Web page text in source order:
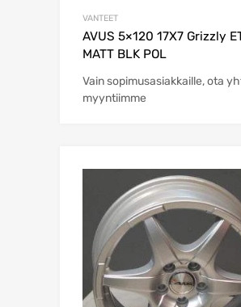
VANTEET
AVUS 5×120 17X7 Grizzly
MATT BLK POL
Vain sopimusasiakkaille, ota
myyntiimme